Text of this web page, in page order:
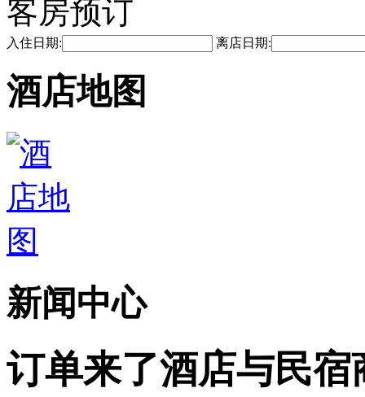
客房预订
入住日期: 离店日期:
酒店地图
新闻中心
订单来了酒店与民